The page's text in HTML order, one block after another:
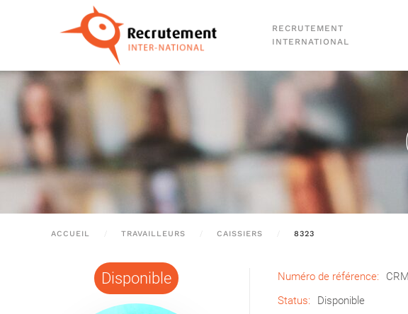
Passer au contenu principal
RECRUTEMENT
INTERNATIONAL
ACCUEIL TRAVAILLEURS CAISSIERS 8323
Disponible Numéro de référence:
Status:
Disponible